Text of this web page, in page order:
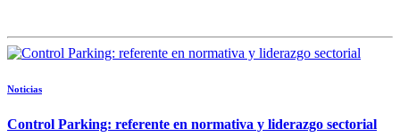
Noticias
Control Parking: referente en normativa y liderazgo sectorial